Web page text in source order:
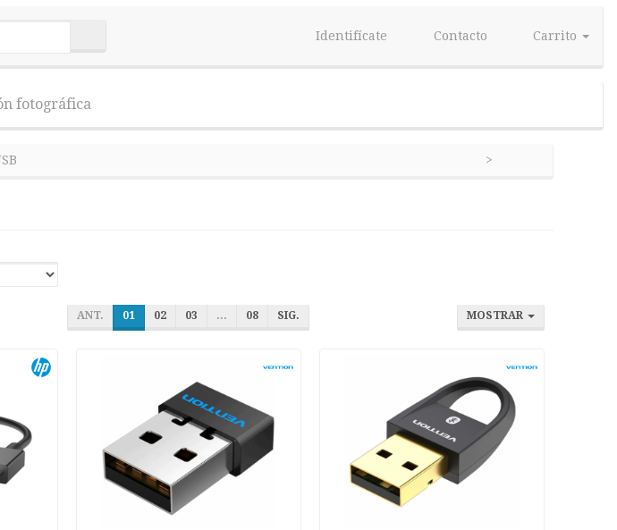
Identifícate Contacto Carrito
fotográfica
ANT. 01 02 03 ... 08 SIG. MOSTRAR